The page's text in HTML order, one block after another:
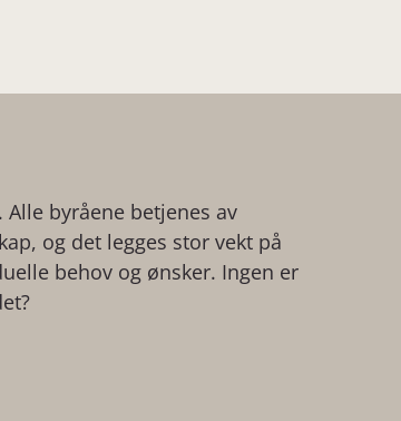
byråene betjenes av
og det legges stor vekt på
behov og ønsker. Ingen er